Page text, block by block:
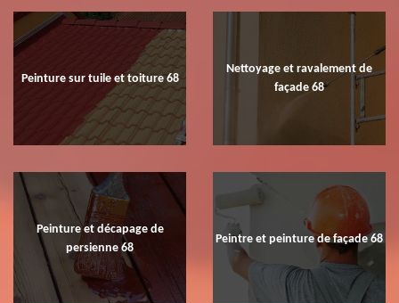
Peinture sur tuile et toiture 68
Nettoyage et ravalement de
façade 68
Peinture et décapage de
persienne 68
Peintre et peinture de façade 68